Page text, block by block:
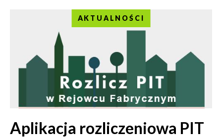
AKTUALNOŚCI
Aplikacja rozliczeniowa PIT